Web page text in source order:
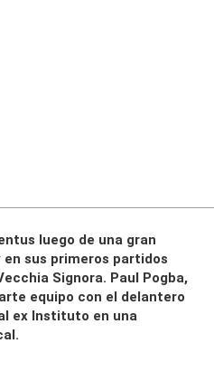
luego de una gran
sus primeros partidos
Signora. Paul Pogba,
equipo con el delantero
ex Instituto en una